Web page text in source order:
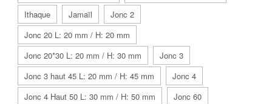
Ithaque Jamaïl
Jonc 2
Jonc 20 L: 20 mm / H: 20 mm
Jonc 20*30 L: 20 mm / H: 30 mm
Jonc 3
Jonc 3 haut 45 L: 20 mm / H: 45 mm
Jonc 4
Jonc 4 Haut 50 L: 30 mm / H: 50 mm
Jonc 60